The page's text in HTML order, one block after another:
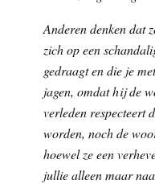
Anderen denken dat
zich op een
gedraagt en die je
jagen, omdat hij de
verleden respecteert
worden, noch de
hoewel ze een
jullie alleen maar